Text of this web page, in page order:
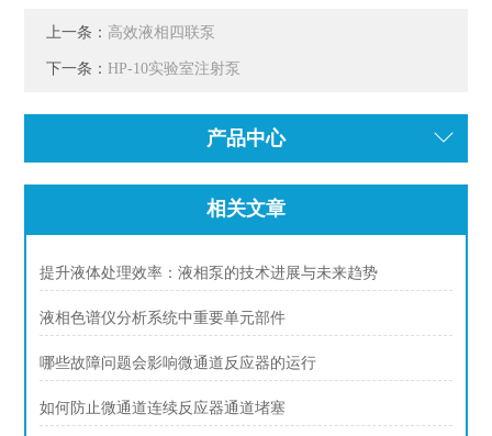
上一条： 高效液相四联泵
下一条： HP-10实验室注射泵
产品中心
相关文章
提升液体处理效率：液相泵的技术进展与未来趋势
液相色谱仪分析系统中重要单元部件
哪些故障问题会影响微通道反应器的运行
如何防止微通道连续反应器通道堵塞